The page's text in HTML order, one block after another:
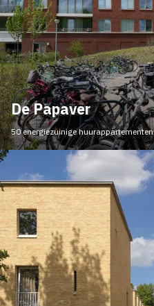
De Papaver
50 energiezuinige huurappartementen